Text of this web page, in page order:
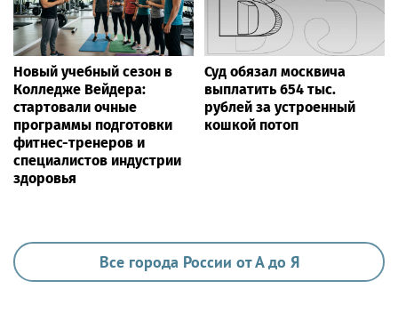
ЗДОРОВЬЕ
Гастроэнтеролог Садыков объяснил, как
сахар в рационе ускоряет изнашивание
тканей
Ria.city